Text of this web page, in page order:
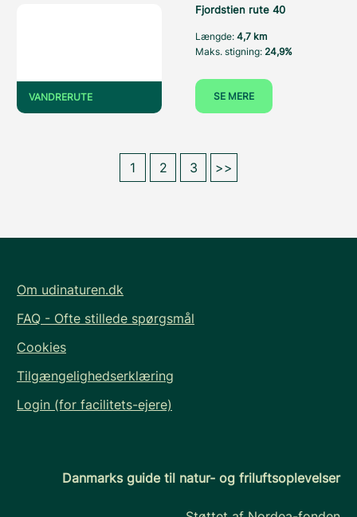
VANDRERUTE
Fjordstien rute 40
Længde: 4,7 km
Maks. stigning: 24,9%
SE MERE
1 2 3 >>
Om udinaturen.dk
FAQ - Ofte stillede spørgsmål
Cookies
Tilgængelighedserklæring
Login (for facilitets-ejere)
Danmarks guide til natur- og friluftsoplevelser